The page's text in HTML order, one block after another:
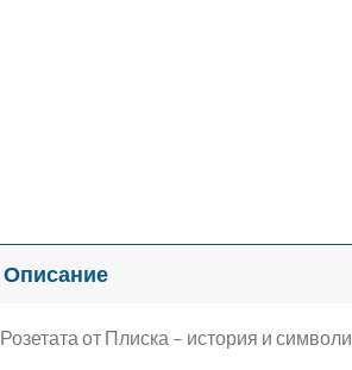
Описание
Розетата от Плиска – история и символи